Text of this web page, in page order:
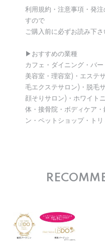
利用規約・注意事項・発
すので
ご購入前に必ずお読み下さ
▶︎おすすめの業種
カフェ・ダイニング・バ
美容室・理容室)・エステ
毛エクステサロン)・脱毛
顔そりサロン)・ホワイト
体・接骨院・ボディケア
ン・ペットショップ・ト